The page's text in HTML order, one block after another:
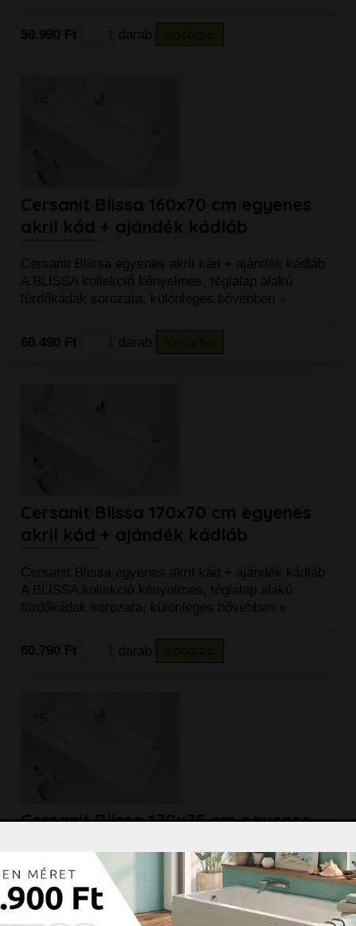
59.990 Ft darab
Cersanit Blissa 160x70 cm egyenes
akril kád + ajándék kádláb
Cersanit Blissa egyenes akril kád + ajándék kádláb
A BLISSA kollekció kényelmes, téglalap alakú
fürdőkádak sorozata, különleges
bővebben »
60.490 Ft darab
Cersanit Blissa 170x70 cm egyenes
akril kád + ajándék kádláb
Cersanit Blissa egyenes akril kád + ajándék kádláb
A BLISSA kollekció kényelmes, téglalap alakú
fürdőkádak sorozata, különleges bővebben »
60.790 Ft darab
Cersanit Blissa 170x75 cm egyenes
Cersanit Blissa egyenes akril kád + ajándék kádláb
A BLISSA kollekció kényelmes, téglalap alakú
fürdőkádak sorozata, különleges
bővebben »